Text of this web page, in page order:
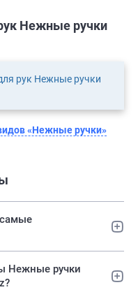
Нежные ручки
рук Нежные ручки
«Нежные ручки»
Нежные ручки